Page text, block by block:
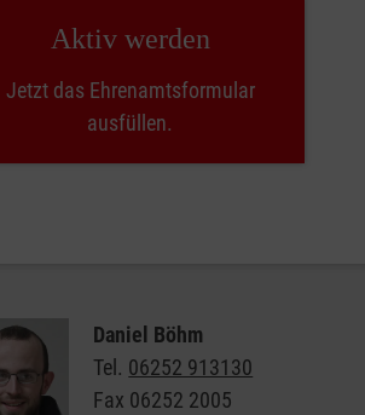
Aktiv werden
Jetzt das Ehrenamtsformular
ausfüllen.
Daniel Böhm
Tel. 06252 913130
Fax 06252 2005